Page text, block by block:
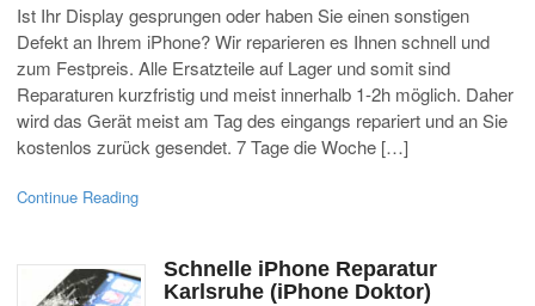
Ist Ihr Display gesprungen oder haben Sie einen sonstigen
Defekt an Ihrem iPhone? Wir reparieren es Ihnen schnell und
zum Festpreis. Alle Ersatzteile auf Lager und somit sind
Reparaturen kurzfristig und meist innerhalb 1-2h möglich. Daher
wird das Gerät meist am Tag des eingangs repariert und an Sie
kostenlos zurück gesendet. 7 Tage die Woche […]
Continue Reading
Schnelle iPhone Reparatur
Karlsruhe (iPhone Doktor)